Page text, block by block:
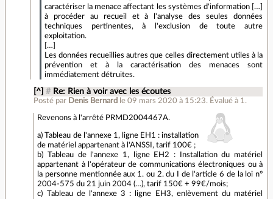
caractériser la menace affectant les systèmes d'information […]
à procéder au recueil et à l'analyse des seules données
techniques pertinentes, à l'exclusion de toute autre
exploitation.
[…]
Les données recueillies autres que celles directement utiles à la
prévention et à la caractérisation des menaces sont
immédiatement détruites.
[^] # Re: Rien à voir avec les écoutes
Posté par Denis Bernard le 09 mars 2020 à 15:23. Évalué à 1.
Revenons à l'arrêté PRMD2004467A.
a) Tableau de l'annexe 1, ligne EH1 : installation
de matériel appartenant à l'ANSSI, tarif 100€ ;
b) Tableau de l'annexe 1, ligne EH2 : Installation du matériel
appartenant à l'opérateur de communications électroniques ou à
la personne mentionnée aux 1. ou 2. du I de l'article 6 de la loi n°
2004-575 du 21 juin 2004 (…), tarif 150€ + 99€/mois;
c) Tableau de l'annexe 3 : ligne EH3, enlèvement du matériel